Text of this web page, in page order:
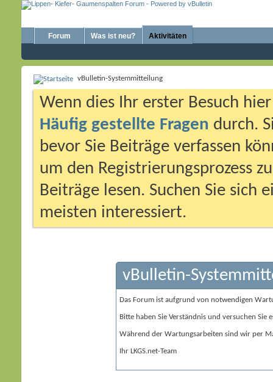
Forum Was ist neu? Aktivitäten
vBulletin-Systemmitteilung
Wenn dies Ihr erster Besuch
Häufig gestellte Fragen durch.
bevor Sie Beiträge verfassen
um den Registrierungsprozess
Beiträge lesen. Suchen Sie sich
meisten interessiert.
vBulletin-
Das Forum ist aufgrund von notwendigen
Bitte haben Sie Verständnis und versuchen Sie
Während der Wartungsarbeiten sind wir per
Ihr LKGS.net-Team